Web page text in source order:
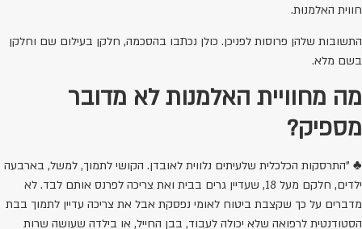
חווית האלמנוּת.
התשובות שלהן פרוסות לפניכן. כולן נכתבו בהסכמה, חלקן בעילום שם וחלקן
בשם מלא.
מה מחוויית האלמנות לא מדובר
מספיק?
♣ "התרסקות הכלכלית שלעיתים נלווית לאובדן. הקושי לתמוך, למשל, בארבעה
ילדים, חלקם מעל 18, שעדיין גרים בבית ואת צריכה לפרנס אותם לבד. לא
מדברים על כך שקצבת ביטוח לאומי נפסקת אבל את צריכה עדיין לתמוך בבת
הסטודנטית לרפואה שלא יכולה לעבוד, בבן החייל, או בילדה שעושה שרות